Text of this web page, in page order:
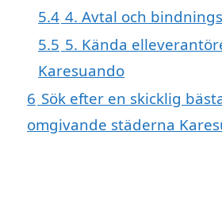
5.4 4. Avtal och
5.5 5. Kända
Karesuando
6 Sök efter en skicklig
omgivande städerna